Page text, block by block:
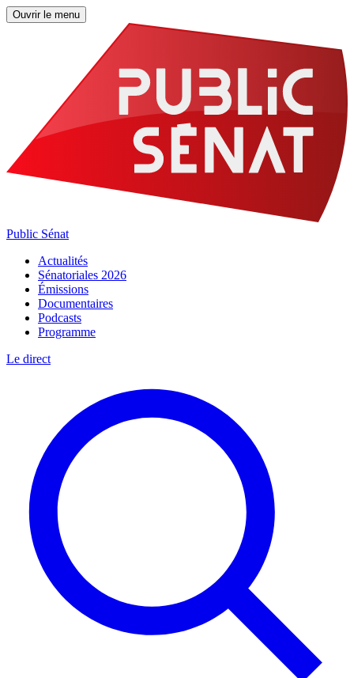
Ouvrir le menu
Public Sénat
Actualités
Sénatoriales 2026
Émissions
Documentaires
Podcasts
Programme
Le direct